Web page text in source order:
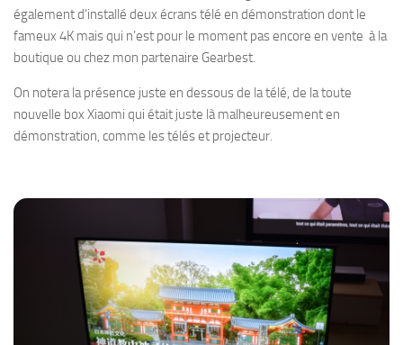
également d’installé deux écrans télé en démonstration dont le
fameux 4K mais qui n’est pour le moment pas encore en vente à la
boutique ou chez mon partenaire Gearbest.
On notera la présence juste en dessous de la télé, de la toute
nouvelle box Xiaomi qui était juste là malheureusement en
démonstration, comme les télés et projecteur.